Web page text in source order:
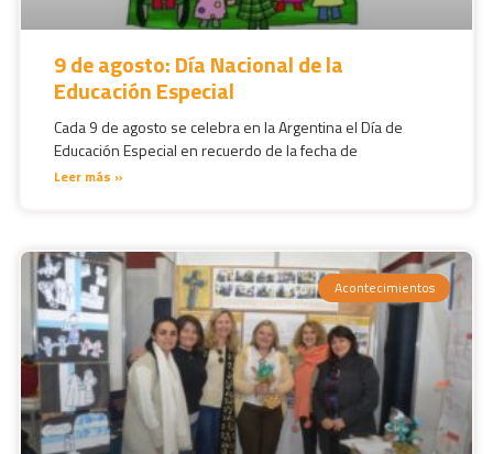
9 de agosto: Día Nacional de la
Educación Especial
Cada 9 de agosto se celebra en la Argentina el Día de
Educación Especial en recuerdo de la fecha de
Leer más »
Acontecimientos